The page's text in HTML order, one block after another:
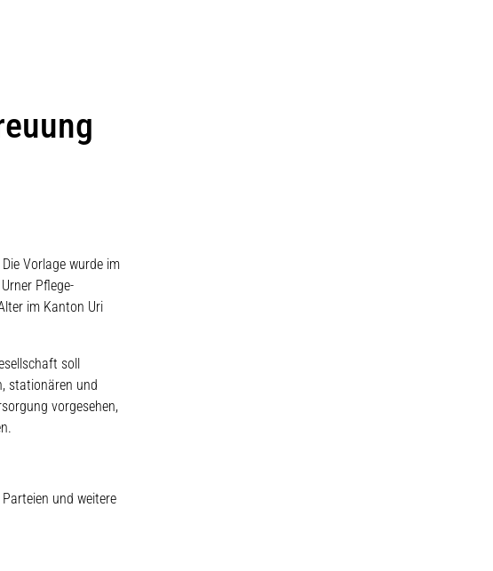
Vorlage wurde im
Pflege-
im Kanton Uri
soll
stationären und
vorgesehen,
und weitere